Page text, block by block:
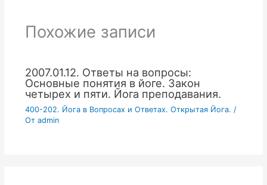
Похожие записи
2007.01.12. Ответы на вопросы:
Основные понятия в йоге. Закон
четырех и пяти. Йога преподавания.
400-202. Йога в Вопросах и Ответах. Открытая Йога. /
От admin